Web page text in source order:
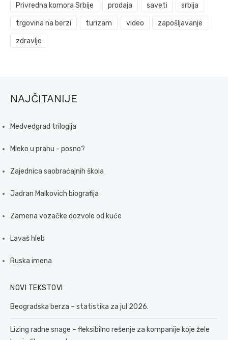
Privredna komora Srbije prodaja saveti srbija
trgovina na berzi turizam video zapošljavanje
zdravlje
NAJČITANIJE
Medvedgrad trilogija
Mleko u prahu - posno?
Zajednica saobraćajnih škola
Jadran Malkovich biografija
Zamena vozačke dozvole od kuće
Lavaš hleb
Ruska imena
NOVI TEKSTOVI
Beogradska berza – statistika za jul 2026.
Lizing radne snage – fleksibilno rešenje za kompanije koje žele